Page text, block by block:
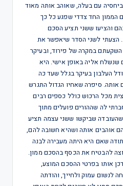
עם בעלה, שאוהב אותה מאוד
הממון החד צדדי שפגע כל כך
והציעו ששני תציע הסכם
הצעתי לשני הסדר שיאפשר את
השקעתם במקרה של פירוד, ובעיקר
אליה באופן אישי. היא
העלבון בעיקר בגלל שעד כה
סיפרה שאחיו הגדול התגרש
מכל הרכוש כולל כספים רבים
לה שההורים פועלים מתוך
שהעובדה שביקשו ששני עצמה תציע
אוהבים אותה ושהיא חשובה להם,
שאם היא היתה מעבירה לבנה
להבטיח את הכסף בהסכם ממון.
אותו בפרטי ההסכם המוצע,
לנשום עמוק ולחייך, והודתה